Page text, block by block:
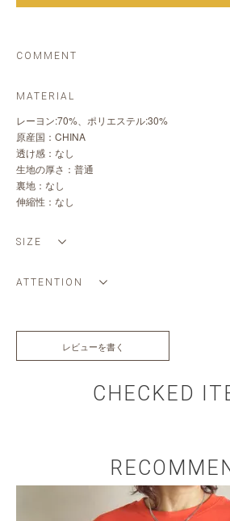
COMMENT
MATERIAL
レーヨン:70%、ポリエステル:30%
原産国：CHINA
透け感：なし
生地の厚さ：普通
裏地：なし
伸縮性：なし
SIZE
ATTENTION
レビューを書く
CHECKED